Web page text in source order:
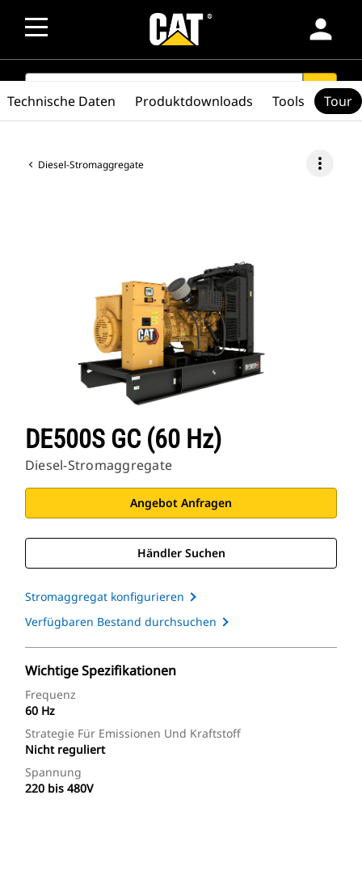
person
SEARCH search
Diesel-Stromaggregate more_vert
DE500S GC (60 Hz)
Diesel-Stromaggregate
Angebot Anfragen
Händler Suchen
Stromaggregat konfigurieren
Verfügbaren Bestand durchsuchen
Wichtige Spezifikationen
Frequenz
60 Hz
Strategie Für Emissionen Und Kraftstoff
Nicht reguliert
Spannung
220 bis 480V
Technische Daten Produktdownloads Tools Tour